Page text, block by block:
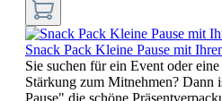
Snack Pack Kleine Pause mit
Sie suchen für ein Event oder
Stärkung zum Mitnehmen? Dann
Pause" die schöne